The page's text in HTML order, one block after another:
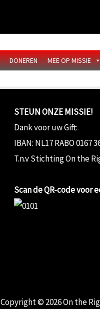
DONEREN MEE OP MISSIE
STEUN ONZE MISSIE!
Dank voor uw Gift:
IBAN: NL17 RABO 0167
T.n.v Stichting On the
Scan de QR-code voor
Copyright © 2026 On the